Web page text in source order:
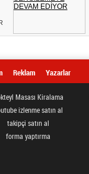
Reklam Yazarlar
Masası Kiralama
izlenme satın al
takipçi satın al
forma yaptırma